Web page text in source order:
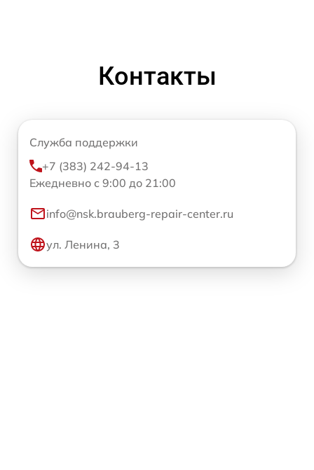
Контакты
Служба поддержки
+7 (383) 242-94-13
Ежедневно с 9:00 до 21:00
info@nsk.brauberg-repair-center.ru
ул. Ленина, 3